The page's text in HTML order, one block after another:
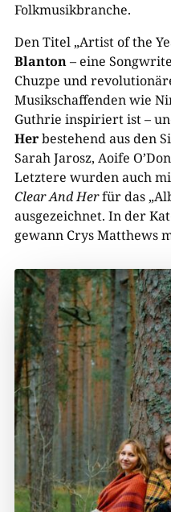
Folkmusikbranche.
Den Titel „Artist of the
Blanton– eine
Chuzpe und
Musikschaffenden wie
Guthrie inspiriert ist –
Herbestehend aus den
Sarah Jarosz, Aoife
Letztere wurden auch
Clear And Herfür das
ausgezeichnet. In der
gewann Crys Matthews